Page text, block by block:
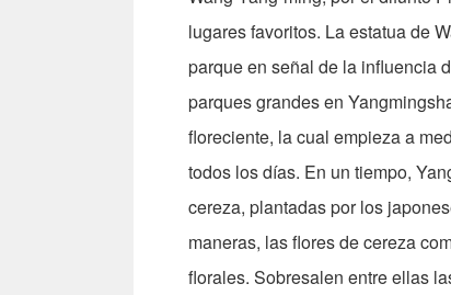
lugares favoritos. La estatua de
parque en señal de la influencia
parques grandes en
floreciente, la cual empieza a
todos los días. En un tiempo,
cereza, plantadas por los
maneras, las flores de cereza
florales. Sobresalen entre ellas